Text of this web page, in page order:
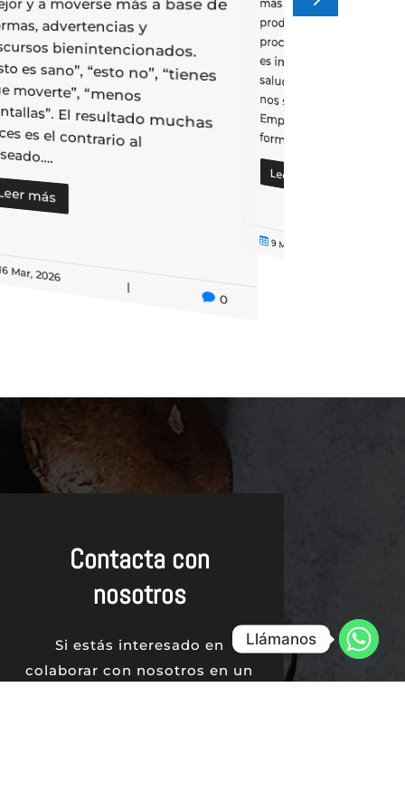
y a moverse más a base de
advertencias y
más
Mar, 2026
|
 0
más verduras, menos
Empieza mucho antes, en la forma en...
Leer más
 9 Mar, 2026
Contacta con
nosotros
Si estás interesado en
colaborar con nosotros en un
Llámanos